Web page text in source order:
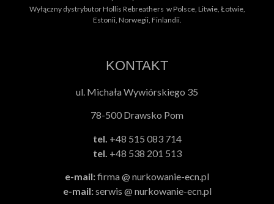
Wyłączny dystrybutor Hollis Rebreathers w Polsce, Litwie, Łotwie,
Estonii, Norwegii, Finlandii.
KONTAKT
ul. Michała Wywiórskiego 35
78-500 Drawsko Pom
tel. +48 515 083 714
tel. +48 538 201 513
e-mail:firma @ nurkowanie-ecn.pl
e-mail:serwis @ nurkowanie-ecn.pl